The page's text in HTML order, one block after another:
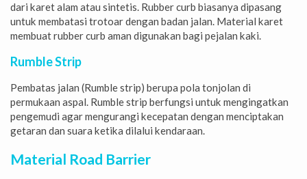
dari karet alam atau sintetis. Rubber curb biasanya dipasang
untuk membatasi trotoar dengan badan jalan. Material karet
membuat rubber curb aman digunakan bagi pejalan kaki.
Rumble Strip
Pembatas jalan (Rumble strip) berupa pola tonjolan di
permukaan aspal. Rumble strip berfungsi untuk mengingatkan
pengemudi agar mengurangi kecepatan dengan menciptakan
getaran dan suara ketika dilalui kendaraan.
Material Road Barrier